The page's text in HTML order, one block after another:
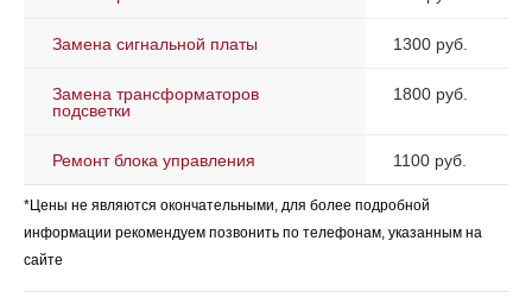
Замена сигнальной платы 1300 руб.
Замена трансформаторов
подсветки
1800 руб.
Ремонт блока управления 1100 руб.
*Цены не являются окончательными, для более подробной
информации рекомендуем позвонить по телефонам, указанным на
сайте